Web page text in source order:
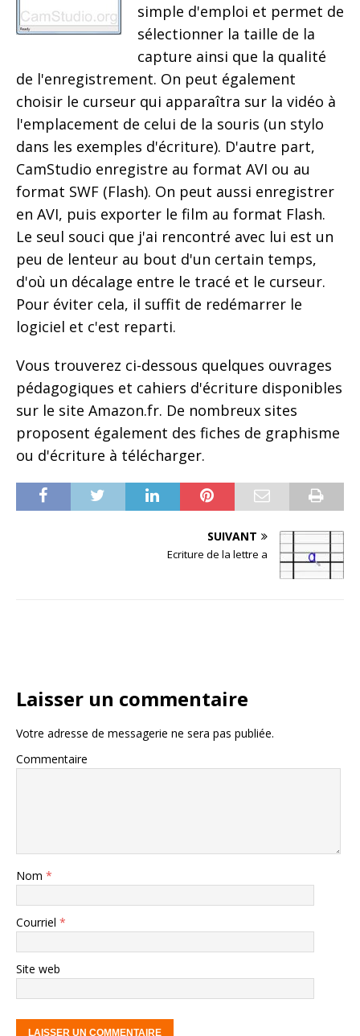
simple d'emploi et permet de
sélectionner la taille de la
capture ainsi que la qualité
de l'enregistrement. On peut également
choisir le curseur qui apparaîtra sur la vidéo à
l'emplacement de celui de la souris (un stylo
dans les exemples d'écriture). D'autre part,
CamStudio enregistre au format AVI ou au
format SWF (Flash). On peut aussi enregistrer
en AVI, puis exporter le film au format Flash.
Le seul souci que j'ai rencontré avec lui est un
peu de lenteur au bout d'un certain temps,
d'où un décalage entre le tracé et le curseur.
Pour éviter cela, il suffit de redémarrer le
logiciel et c'est reparti.
Vous trouverez ci-dessous quelques ouvrages
pédagogiques et cahiers d'écriture disponibles
sur le site Amazon.fr. De nombreux sites
proposent également des fiches de graphisme
ou d'écriture à télécharger.
SUIVANT
Ecriture de la lettre a
Laisser un commentaire
Votre adresse de messagerie ne sera pas publiée.
Commentaire
Nom *
Courriel *
Site web